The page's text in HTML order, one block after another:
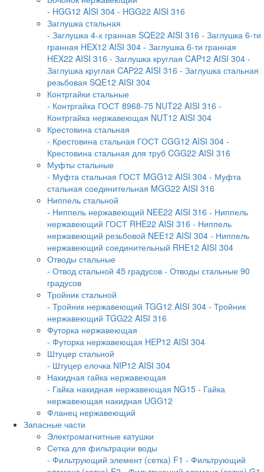
- HGG12 AISI 304 - HGG22 AISI 316
Заглушка стальная
- Заглушка 4-х гранная SQE22 AISI 316 - Заглушка 6-ти
гранная HEX12 AISI 304 - Заглушка 6-ти гранная
HEX22 AISI 316 - Заглушка круглая CAP12 AISI 304 -
Заглушка круглая CAP22 AISI 316 - Заглушка стальная
резьбовая SQE12 AISI 304
Контргайки стальные
- Контргайка ГОСТ 8968-75 NUT22 AISI 316 -
Контргайка нержавеющая NUT12 AISI 304
Крестовина стальная
- Крестовина стальная ГОСТ CGG12 AISI 304 -
Крестовина стальная для труб CGG22 AISI 316
Муфты стальные
- Муфта стальная ГОСТ MGG12 AISI 304 - Муфта
стальная соединительная MGG22 AISI 316
Ниппель стальной
- Ниппель нержавеющий NEE22 AISI 316 - Ниппель
нержавеющий ГОСТ RHE22 AISI 316 - Ниппель
нержавеющий резьбовой NEE12 AISI 304 - Ниппель
нержавеющий соединительный RHE12 AISI 304
Отводы стальные
- Отвод стальной 45 градусов - Отводы стальные 90
градусов
Тройник стальной
- Тройник нержавеющий TGG12 AISI 304 - Тройник
нержавеющий TGG22 AISI 316
Футорка нержавеющая
- Футорка нержавеющая HEP12 AISI 304
Штуцер стальной
- Штуцер елочка NIP12 AISI 304
Накидная гайка нержавеющая
- Гайка накидная нержавеющая NG15 - Гайка
нержавеющая накидная UGG12
Фланец нержавеющий
Запасные части
Электромагнитные катушки
Сетка для фильтрации воды
- Фильтрующий элемент (сетка) F1 - Фильтрующий